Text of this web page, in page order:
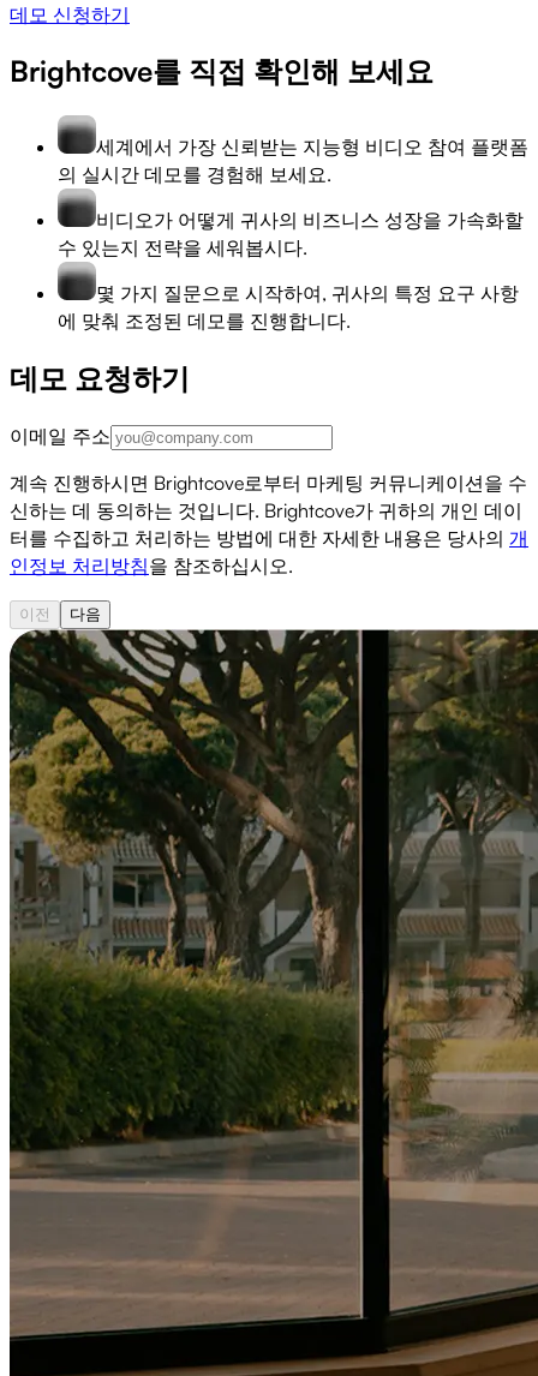
데모 신청하기
Brightcove를 직접 확인해 보세요
세계에서 가장 신뢰받는 지능형 비디오 참여 플랫폼
의 실시간 데모를 경험해 보세요.
비디오가 어떻게 귀사의 비즈니스 성장을 가속화할
수 있는지 전략을 세워봅시다.
몇 가지 질문으로 시작하여, 귀사의 특정 요구 사항
에 맞춰 조정된 데모를 진행합니다.
데모 요청하기
이메일 주소
계속 진행하시면 Brightcove로부터 마케팅 커뮤니케이션을 수
신하는 데 동의하는 것입니다. Brightcove가 귀하의 개인 데이
터를 수집하고 처리하는 방법에 대한 자세한 내용은 당사의 개
인정보 처리방침을 참조하십시오.
이전 다음